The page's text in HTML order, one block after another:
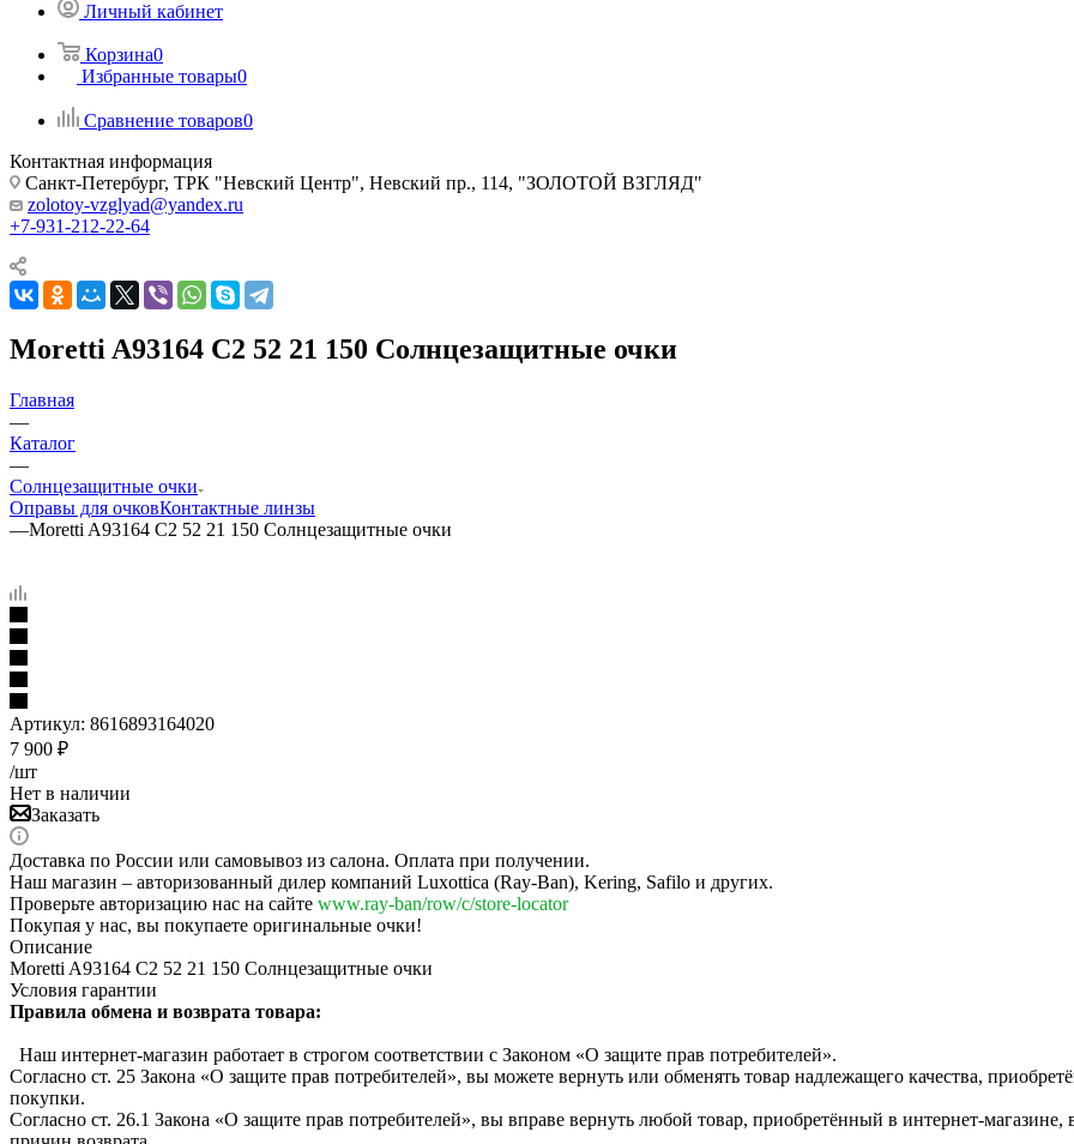
Личный кабинет
Корзина0
Избранные товары0
Сравнение товаров0
Контактная информация
Санкт-Петербург, ТРК "Невский Центр", Невский пр., 114, "ЗОЛОТОЙ ВЗГЛЯД"
zolotoy-vzglyad@yandex.ru
+7-931-212-22-64
Moretti A93164 C2 52 21 150 Солнцезащитные очки
Главная
—
Каталог
—
Солнцезащитные очки
Оправы для очковКонтактные линзы
—Moretti A93164 C2 52 21 150 Солнцезащитные очки
Артикул: 8616893164020
7 900 ₽
/шт
Нет в наличии
Заказать
Доставка по России или самовывоз из салона. Оплата при получении.
Наш магазин – авторизованный дилер компаний Luxottica (Ray-Ban), Kering, Safilo и других.
Проверьте авторизацию нас на сайте www.ray-ban/row/c/store-locator
Покупая у нас, вы покупаете оригинальные очки!
Описание
Moretti A93164 C2 52 21 150 Солнцезащитные очки
Условия гарантии
Правила обмена и возврата товара:
Наш интернет-магазин работает в строгом соответствии с Законом «О защите прав потребителей».
Согласно ст. 25 Закона «О защите прав потребителей», вы можете вернуть или обменять товар надлежащего качества,
покупки.
Согласно ст. 26.1 Закона «О защите прав потребителей», вы вправе вернуть любой товар, приобретённый в интернет-магазине,